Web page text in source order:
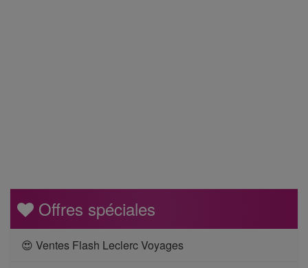
Offres spéciales
😍 Ventes Flash Leclerc Voyages